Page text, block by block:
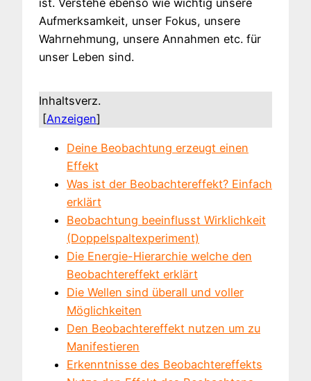
ist. Verstehe ebenso wie wichtig unsere
Aufmerksamkeit, unser Fokus, unsere
Wahrnehmung, unsere Annahmen etc. für
unser Leben sind.
Inhaltsverz.
[Anzeigen]
Deine Beobachtung erzeugt einen
Effekt
Was ist der Beobachtereffekt? Einfach
erklärt
Beobachtung beeinflusst Wirklichkeit
(Doppelspaltexperiment)
Die Energie-Hierarchie welche den
Beobachtereffekt erklärt
Die Wellen sind überall und voller
Möglichkeiten
Den Beobachtereffekt nutzen um zu
Manifestieren
Erkenntnisse des Beobachtereffekts